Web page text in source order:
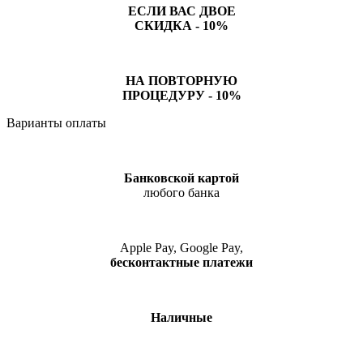
ЕСЛИ ВАС ДВОЕ
СКИДКА - 10%
НА ПОВТОРНУЮ
ПРОЦЕДУРУ - 10%
Варианты оплаты
Банковской картой
любого банка
Apple Pay, Google Pay,
бесконтактные платежи
Наличные